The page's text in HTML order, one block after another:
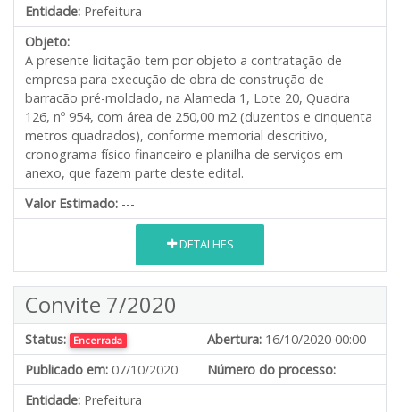
Entidade: Prefeitura
Objeto:
A presente licitação tem por objeto a contratação de
empresa para execução de obra de construção de
barracão pré-moldado, na Alameda 1, Lote 20, Quadra
126, nº 954, com área de 250,00 m2 (duzentos e cinquenta
metros quadrados), conforme memorial descritivo,
cronograma físico financeiro e planilha de serviços em
anexo, que fazem parte deste edital.
Valor Estimado: ---
DETALHES
Convite 7/2020
Status: Encerrada Abertura: 16/10/2020 00:00
Publicado em: 07/10/2020
Número do processo:
Entidade: Prefeitura